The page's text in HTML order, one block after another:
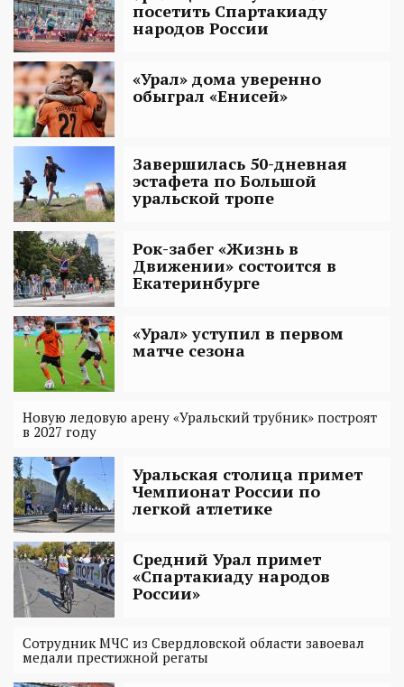
посетить Спартакиаду
народов России
«Урал» дома уверенно
обыграл «Енисей»
Завершилась 50-дневная
эстафета по Большой
уральской тропе
Рок-забег «Жизнь в
Движении» состоится в
Екатеринбурге
«Урал» уступил в первом
матче сезона
Новую ледовую арену «Уральский трубник» построят
в 2027 году
Уральская столица примет
Чемпионат России по
легкой атлетике
Средний Урал примет
«Спартакиаду народов
России»
Сотрудник МЧС из Свердловской области завоевал
медали престижной регаты